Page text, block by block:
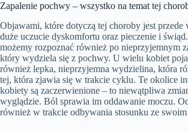
Zapalenie pochwy – wszystko na temat tej
Objawami, które dotyczą tej choroby jest przede
duże uczucie dyskomfortu oraz pieczenie i
możemy rozpoznać również po nieprzyjemnym
który wydziela się z pochwy. U wielu kobiet
również lepka, nieprzyjemna wydzielina, która
tej, która zjawia się w trakcie cyklu. Te okolice
kobiety są zaczerwienione – to niewątpliwa
wyglądzie. Ból sprawia im oddawanie moczu.
również w trakcie odbywania stosunku ze swoim